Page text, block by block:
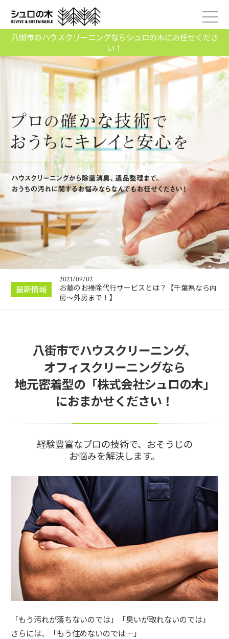
八街市のハウスクリーニングならシュロの木にお任せくださ
い！
最新情報
2020/09/02
シュロの木HPはじめました！
2023/02/19
壁紙染色のメリット・デメリットを徹底解説！～
壁紙張り替えと…
2021/09/02
お墓のお掃除代行サービスとは？【千葉県なら内
房～外房まで！】
2021/02/02
千葉で唯一！外壁ソフト洗浄（外壁ソフトクリー
ニング）とは？
2020/09/02
シュロの木HPはじめました！
2023/02/19
壁紙張り替えと…
八街市でハウスクリーニング、
オフィスクリーニングなら
地元密着型の「株式会社シュロの木」
におまかせください！
経験豊富なプロの技術で、おそうじの
お悩みを解決します。
「もう汚れが落ちないのでは」「臭いが取れないのでは」
さらには、「もう住めないのでは…」